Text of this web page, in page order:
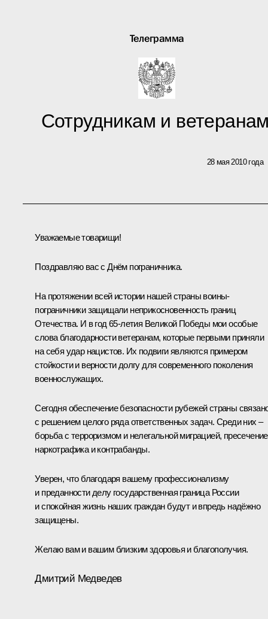
Телеграмма
Сотрудникам и
28 мая 2010 года
Уважаемые товарищи!
Поздравляю вас с Днём пограничника.
На протяжении всей истории нашей страны воины-
пограничники защищали неприкосновенность границ
Отечества. И в год 65-летия Великой Победы мои особые
слова благодарности ветеранам, которые первыми приняли
на себя удар нацистов. Их подвиги являются примером
стойкости и верности долгу для современного поколения
военнослужащих.
Сегодня обеспечение безопасности рубежей страны
с решением целого ряда ответственных задач. Среди них –
борьба с терроризмом и нелегальной миграцией, пресечение
наркотрафика и контрабанды.
Уверен, что благодаря вашему профессионализму
и преданности делу государственная граница России
и спокойная жизнь наших граждан будут и впредь надёжно
защищены.
Желаю вам и вашим близким здоровья и благополучия.
Дмитрий Медведев